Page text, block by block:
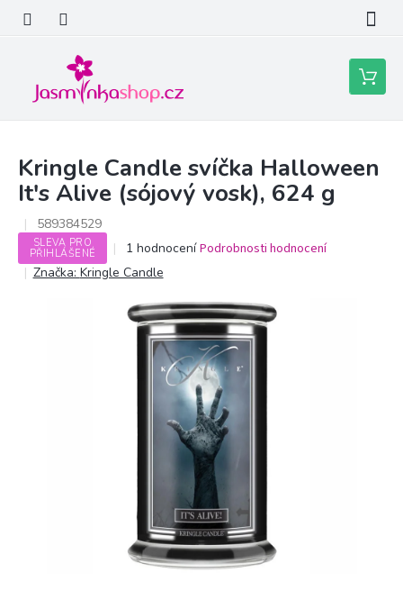
obsah
Nákupní
košík
Kringle Candle svíčka Halloween
It's Alive (sójový vosk), 624 g
589384529
SLEVA PRO
PŘIHLÁŠENÉ
Průměrné
hodnocení
produktu
5,0
hvězdiček.
1 hodnocení Podrobnosti hodnocení
Značka: Kringle Candle